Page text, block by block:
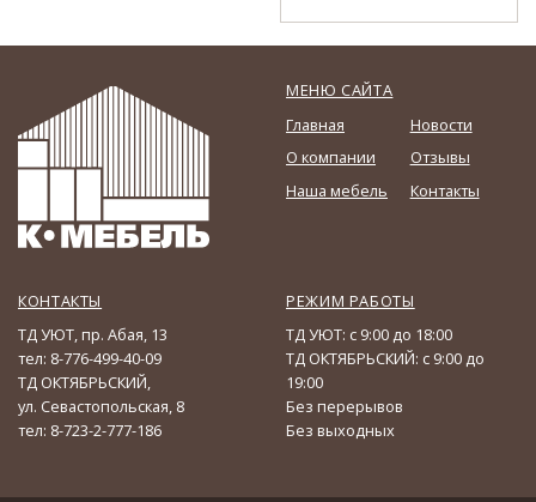
МЕНЮ САЙТА
Главная
О компании
Наша мебель
Новости
Отзывы
Контакты
КОНТАКТЫ
ТД УЮТ, пр. Абая, 13
тел: 8-776-499-40-09
ТД ОКТЯБРЬСКИЙ,
ул. Севастопольская, 8
тел: 8-723-2-777-186
РЕЖИМ РАБОТЫ
ТД УЮТ: с 9:00 до 18:00
ТД ОКТЯБРЬСКИЙ: с 9:00 до
19:00
Без перерывов
Без выходных